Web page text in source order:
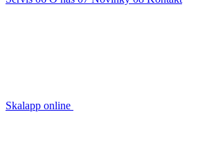
Skalapp online